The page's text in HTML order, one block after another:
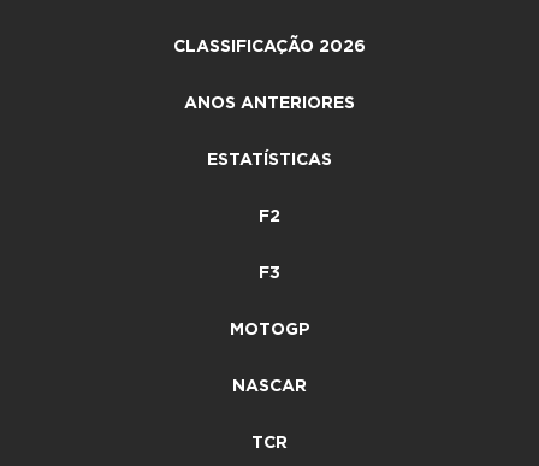
CLASSIFICAÇÃO 2026
ANOS ANTERIORES
ESTATÍSTICAS
F2
F3
MOTOGP
NASCAR
TCR